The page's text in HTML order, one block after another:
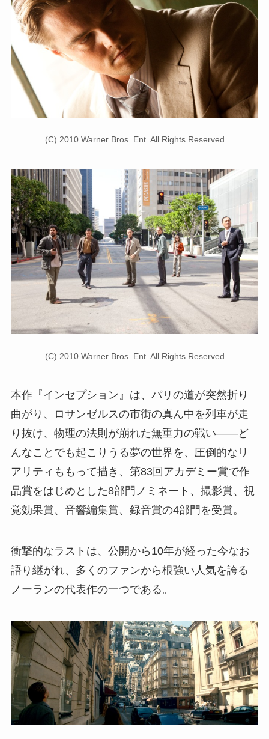
(C) 2010 Warner Bros. Ent. All Rights Reserved
(C) 2010 Warner Bros. Ent. All Rights Reserved
本作『インセプション』は、パリの道が突然折り
曲がり、ロサンゼルスの市街の真ん中を列車が走
り抜け、物理の法則が崩れた無重力の戦い――ど
んなことでも起こりうる夢の世界を、圧倒的なリ
アリティももって描き、第83回アカデミー賞で作
品賞をはじめとした8部門ノミネート、撮影賞、視
覚効果賞、音響編集賞、録音賞の4部門を受賞。
衝撃的なラストは、公開から10年が経った今なお
語り継がれ、多くのファンから根強い人気を誇る
ノーランの代表作の一つである。